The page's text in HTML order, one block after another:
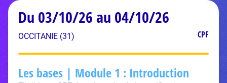
Du 03/10/26 au 04/10/26
OCCITANIE (31) CPF
Les bases | Module 1 : Introduction